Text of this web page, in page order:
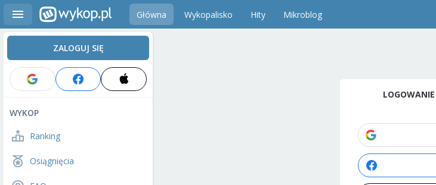
Główna Wykopalisko Hity Mikroblog
ZALOGUJ SIĘ
WYKOP
Ranking
Osiągnięcia
LOGOWANIE